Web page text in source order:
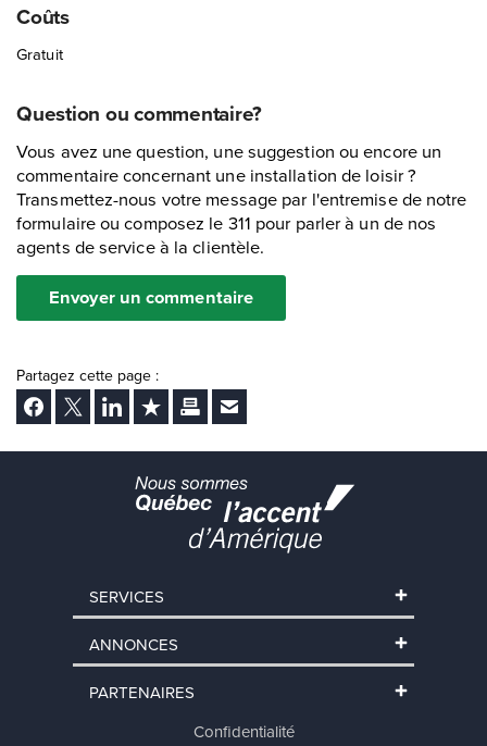
Coûts
Gratuit
Question ou commentaire?
Vous avez une question, une suggestion ou encore un
commentaire concernant une installation de loisir ?
Transmettez-nous votre message par l'entremise de notre
formulaire ou composez le 311 pour parler à un de nos
agents de service à la clientèle.
Envoyer un commentaire
Partagez cette page :
Facebook
Twitter LinkedInAjouter aux favoris
ImprimerEnvoyer Ã un ami
SERVICES
ANNONCES
PARTENAIRES
Confidentialité